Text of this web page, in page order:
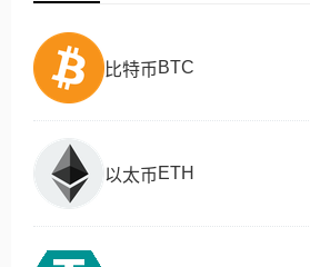
比特币 BTC
以太币 ETH